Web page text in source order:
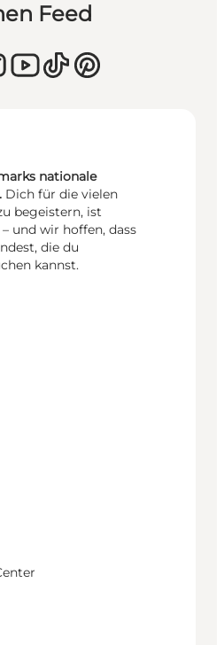
Feed
nationale
Dich für die vielen
begeistern, ist
und wir hoffen, dass
die du
kannst.